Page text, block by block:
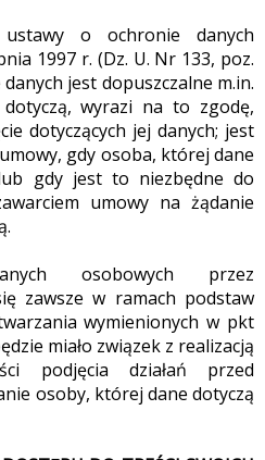
o ochronie danych
1997 r. (Dz. U. Nr 133, poz.
jest dopuszczalne m.in.
wyrazi na to zgodę,
dotyczących jej danych; jest
gdy osoba, której dane
gdy jest to niezbędne do
umowy na żądanie
osobowych przez
zawsze w ramach podstaw
wymienionych w pkt
miało związek z realizacją
podjęcia działań przed
osoby, której dane dotyczą